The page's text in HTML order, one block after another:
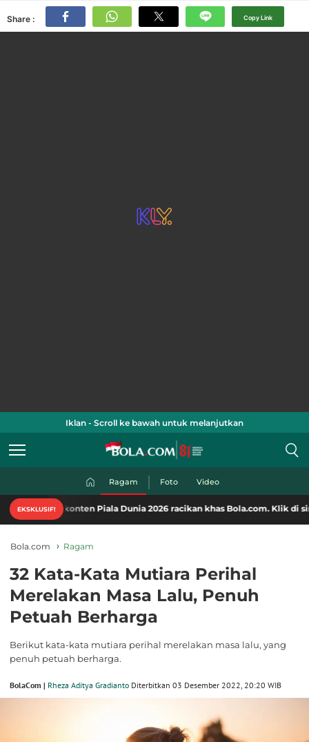
Share : Copy Link
Iklan - Scroll ke bawah untuk melanjutkan
Ragam Foto Video
EKSKLUSIF!
Piala Dunia 2026 racikan khas Bola.com. Klik di sini!
Bola.com Ragam
32 Kata-Kata Mutiara Perihal
Merelakan Masa Lalu, Penuh
Petuah Berharga
Berikut kata-kata mutiara perihal merelakan masa lalu, yang
penuh petuah berharga.
BolaCom | Rheza Aditya Gradianto Diterbitkan 03 Desember 2022, 20:20 WIB